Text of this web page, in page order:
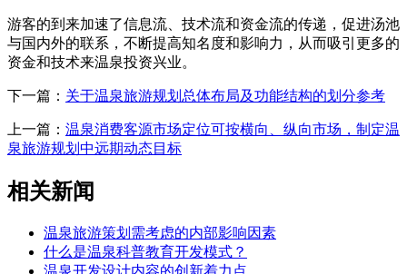
游客的到来加速了信息流、技术流和资金流的传递，促进汤池
与国内外的联系，不断提高知名度和影响力，从而吸引更多的
资金和技术来温泉投资兴业。
下一篇： 关于温泉旅游规划总体布局及功能结构的划分参考
上一篇： 温泉消费客源市场定位可按横向、纵向市场，制定温
泉旅游规划中远期动态目标
相关新闻
温泉旅游策划需考虑的内部影响因素
什么是温泉科普教育开发模式？
温泉开发设计内容的创新着力点